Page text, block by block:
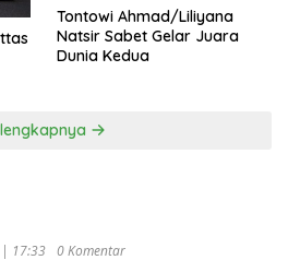
Tontowi Ahmad/Liliyana
Natsir Sabet Gelar Juara
Dunia Kedua
| 17:33 0 Komentar